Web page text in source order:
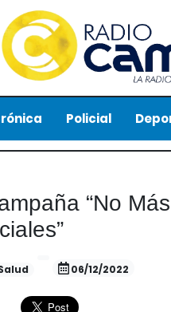
Policial
“No
06/12/2022